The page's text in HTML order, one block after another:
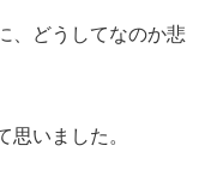
、どうしてなのか悲
いました。